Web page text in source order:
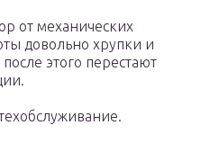
от механических
довольно хрупки и
этого перестают